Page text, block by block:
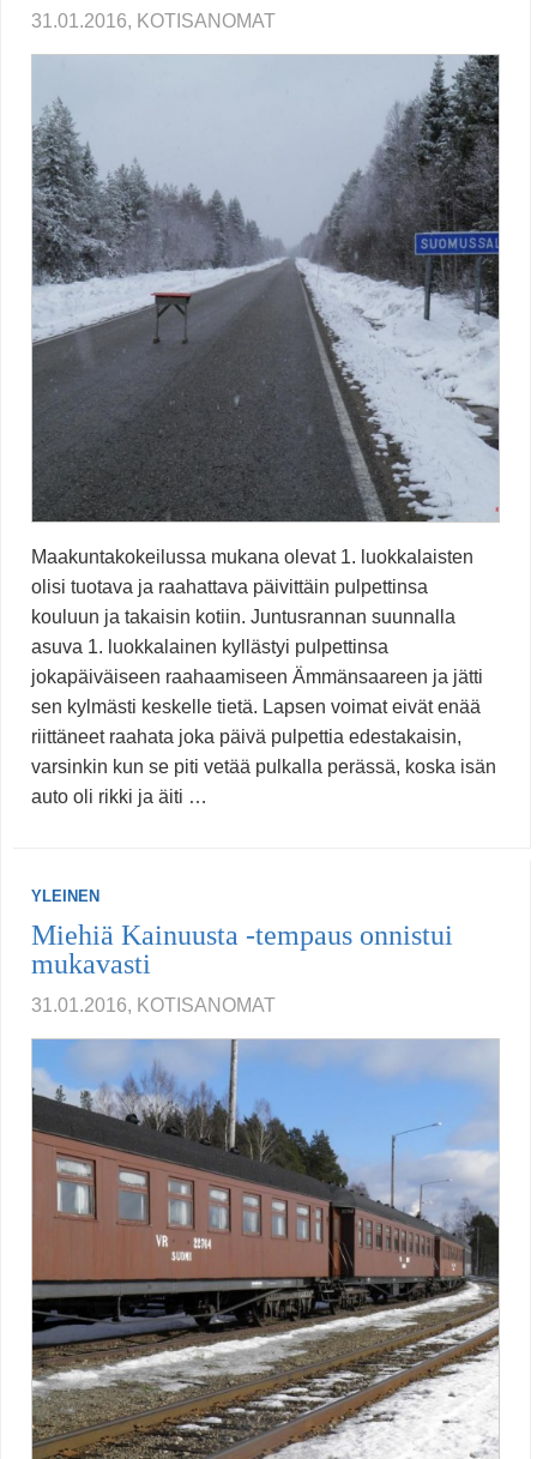
31.01.2016, KOTISANOMAT
Maakuntakokeilussa mukana olevat 1. luokkalaisten
olisi tuotava ja raahattava päivittäin pulpettinsa
kouluun ja takaisin kotiin. Juntusrannan suunnalla
asuva 1. luokkalainen kyllästyi pulpettinsa
jokapäiväiseen raahaamiseen Ämmänsaareen ja jätti
sen kylmästi keskelle tietä. Lapsen voimat eivät enää
riittäneet raahata joka päivä pulpettia edestakaisin,
varsinkin kun se piti vetää pulkalla perässä, koska isän
auto oli rikki ja äiti …
YLEINEN
Miehiä Kainuusta -tempaus onnistui
mukavasti
31.01.2016, KOTISANOMAT